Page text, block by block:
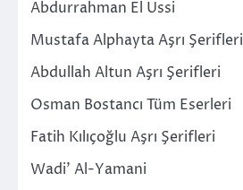
Abdurrahman El Ussi
Mustafa Alphayta Aşrı Şerifleri
Abdullah Altun Aşrı Şerifleri
Osman Bostancı Tüm Eserleri
Fatih Kılıçoğlu Aşrı Şerifleri
Wadi’ Al-Yamani